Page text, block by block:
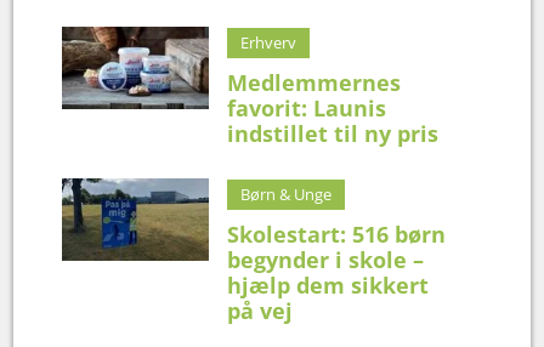
Erhverv
Medlemmernes
favorit: Launis
indstillet til ny pris
Børn & Unge
Skolestart: 516 børn
begynder i skole –
hjælp dem sikkert
på vej